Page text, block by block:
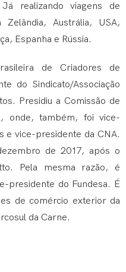
realizando viagens de
Austrália, USA,
Espanha e Rússia.
de Criadores de
do Sindicato/Associação
Presidiu a Comissão de
onde, também, foi vice-
e vice-presidente da CNA.
de 2017, após o
Pela mesma razão, é
presidente do Fundesa. É
de comércio exterior da
da Carne.